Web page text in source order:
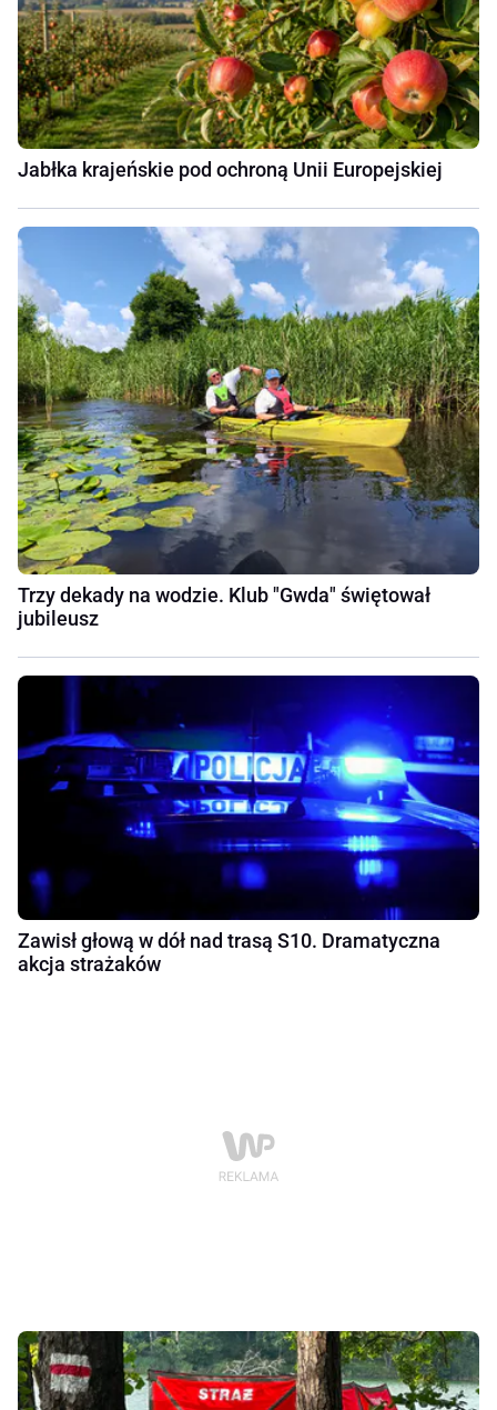
Jabłka krajeńskie pod ochroną Unii Europejskiej
Trzy dekady na wodzie. Klub "Gwda" świętował
jubileusz
Zawisł głową w dół nad trasą S10. Dramatyczna
akcja strażaków